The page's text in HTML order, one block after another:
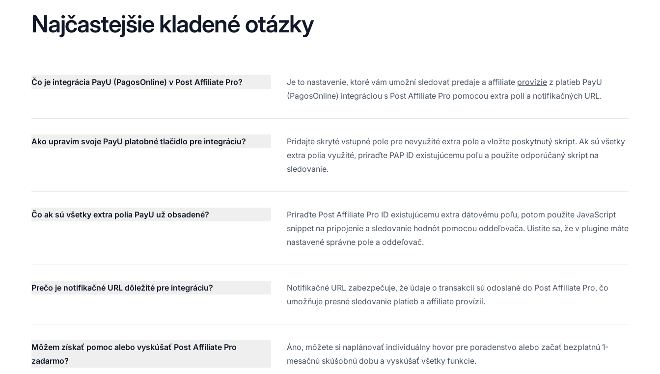
Najčastejšie kladené otázky
Čo je integrácia PayU (PagosOnline) v Post Affiliate Pro? Je to nastavenie, ktoré vám umožní sledovať predaje a affiliate provízie z platieb PayU
(PagosOnline) integráciou s Post Affiliate Pro pomocou extra polí a notifikačných URL.
Ako upravím svoje PayU platobné tlačidlo pre integráciu?
Pridajte skryté vstupné pole pre nevyužité extra pole a vložte poskytnutý skript. Ak sú všetky
extra polia využité, priraďte PAP ID existujúcemu poľu a použite odporúčaný skript na
sledovanie.
Čo ak sú všetky extra polia PayU už obsadené?
Priraďte Post Affiliate Pro ID existujúcemu extra dátovému poľu, potom použite JavaScript
snippet na pripojenie a sledovanie hodnôt pomocou oddeľovača. Uistite sa, že v plugine máte
nastavené správne pole a oddeľovač.
Prečo je notifikačné URL dôležité pre integráciu?
Notifikačné URL zabezpečuje, že údaje o transakcii sú odoslané do Post Affiliate Pro, čo
umožňuje presné sledovanie platieb a affiliate provízií.
Môžem získať pomoc alebo vyskúšať Post Affiliate Pro
zadarmo?
Áno, môžete si naplánovať individuálny hovor pre poradenstvo alebo začať bezplatnú 1-
mesačnú skúšobnú dobu a vyskúšať všetky funkcie.